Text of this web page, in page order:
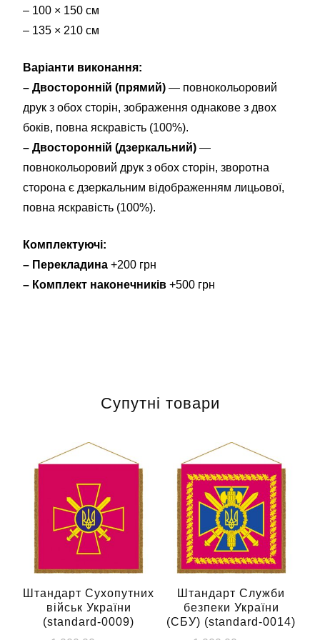
– 100 × 150 см
– 135 × 210 см
Варіанти виконання:
– Двосторонній (прямий) — повнокольоровий
друк з обох сторін, зображення однакове з двох
боків, повна яскравість (100%).
– Двосторонній (дзеркальний) —
повнокольоровий друк з обох сторін, зворотна
сторона є дзеркальним відображенням лицьової,
повна яскравість (100%).
Комплектуючі:
– Перекладина +200 грн
– Комплект наконечників +500 грн
Супутні товари
Штандарт Сухопутних
вiйськ України
(standard-0009)
Штандарт Служби
безпеки України
(СБУ) (standard-0014)